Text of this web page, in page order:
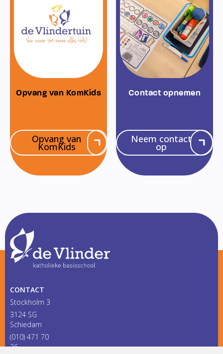
Opvang van KomKids
Opvang van
KomKids
Contact opnemen
Neem contact
op
CONTACT
Stockholm 3
3124 SG
Schiedam
(010) 471 70
36